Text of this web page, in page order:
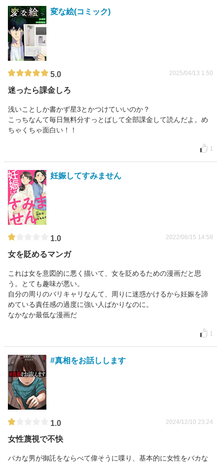
変な絵(コミック)
5.0 2025/04/13 1:50
迷ったら課金しろ
浅いことしか書かず星3とかつけていいのか？
こっちなんて毎日無料分すっとばして全部課金して読んだよ。め
ちゃくちゃ面白い！！
1
妊娠してすみません
1.0 2022/06/15 14:58
女を貶めるマンガ
これは女を意図的に悪く描いて、女を貶めるための漫画だと思
う。とても趣味が悪い。
自分の周りのバリキャリなんて、周りに迷惑かけるから妊娠を諦
めている責任感の過度に強い人ばかりなのに。
なかなか最低な漫画だ
1
#真相をお話しします
1.0 2024/12/10 23:24
女性蔑視で不快
バカな男が御託をならべて偉そうに喋り、基本的に女性をバカな